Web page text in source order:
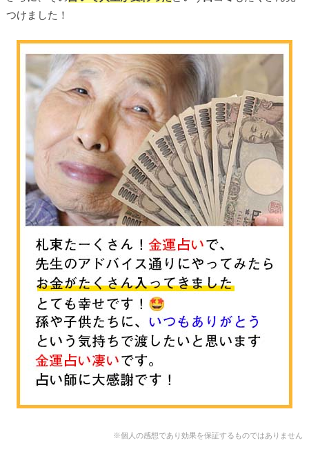
つけました！
※個人の感想であり効果を保証するものではありません